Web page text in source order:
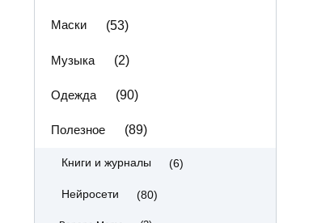
Маски (53)
Музыка (2)
Одежда (90)
Полезное (89)
Книги и журналы (6)
Нейросети (80)